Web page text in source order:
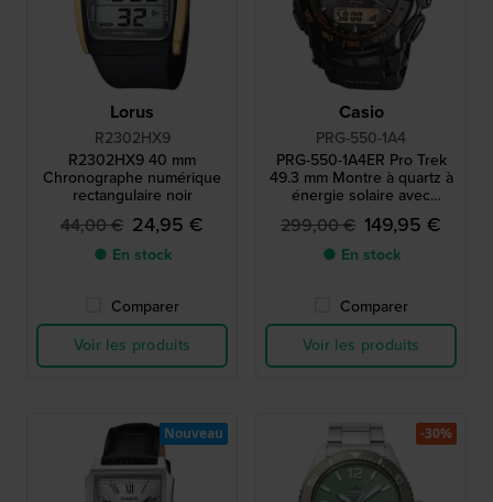
Lorus
R2302HX9
R2302HX9 40 mm
Chronographe numérique
rectangulaire noir
44,00 € 24,95 €
● En stock
Comparer
Voir les produits
Casio
PRG-550-1A4
PRG-550-1A4ER Pro Trek
49.3 mm Montre à quartz à
énergie solaire avec
boussole, baromètre,
thermomètre et altimètre
299,00 € 149,95 €
● En stock
Comparer
Voir les produits
Nouveau -30%